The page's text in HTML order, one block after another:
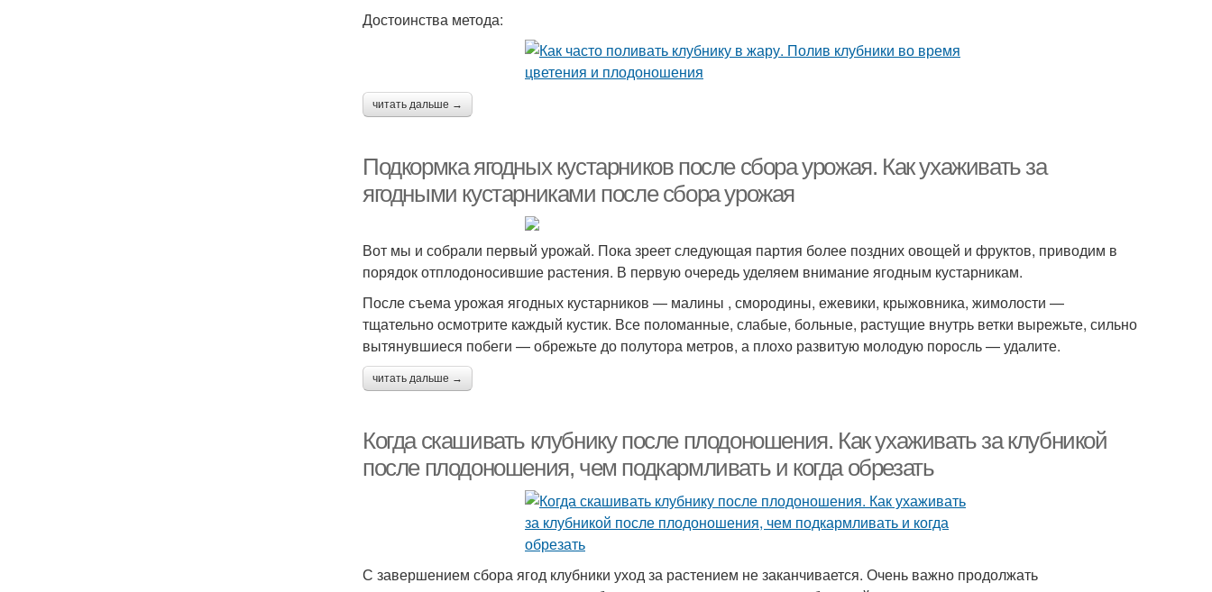
Достоинства метода:
читать дальше →
Подкормка ягодных кустарников после сбора урожая. Как ухаживать за
ягодными кустарниками после сбора урожая
Вот мы и собрали первый урожай. Пока зреет следующая партия более поздних овощей и фруктов, приводим в
порядок отплодоносившие растения. В первую очередь уделяем внимание ягодным кустарникам.
После съема урожая ягодных кустарников — малины , смородины, ежевики, крыжовника, жимолости —
тщательно осмотрите каждый кустик. Все поломанные, слабые, больные, растущие внутрь ветки вырежьте, сильно
вытянувшиеся побеги — обрежьте до полутора метров, а плохо развитую молодую поросль — удалите.
читать дальше →
Когда скашивать клубнику после плодоношения. Как ухаживать за клубникой
после плодоношения, чем подкармливать и когда обрезать
С завершением сбора ягод клубники уход за растением не заканчивается. Очень важно продолжать